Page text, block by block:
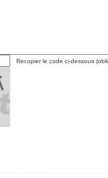
Recopier le code ci-dessous